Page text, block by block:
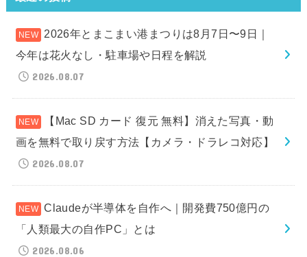
2026年とまこまい港まつりは8月7日〜9日｜
今年は花火なし・駐車場や日程を解説
2026.08.07
【Mac SD カード 復元 無料】消えた写真・動
画を無料で取り戻す方法【カメラ・ドラレコ対応】
2026.08.07
Claudeが半導体を自作へ｜開発費750億円の
「人類最大の自作PC」とは
2026.08.06